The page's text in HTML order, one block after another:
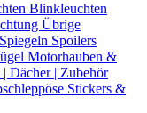
Blinkleuchten
Übrige
Spiegeln Spoilers
Motorhauben &
| Dächer | Zubehör
Stickers &